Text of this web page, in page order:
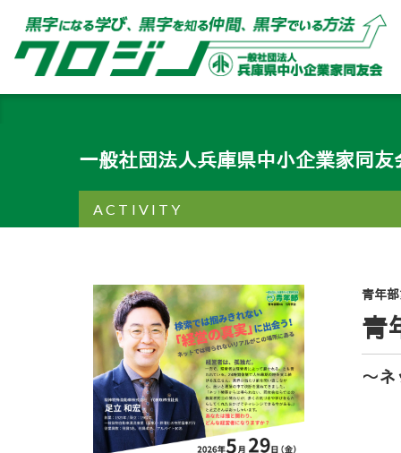
一般社団法人兵庫県中小企業家同友
ACTIVITY
青年
青
～ネ